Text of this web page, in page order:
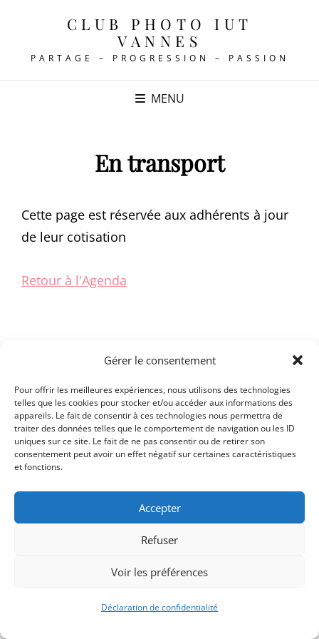
Gérer le consentement
Pour offrir les meilleures expériences, nous utilisons des technologies
telles que les cookies pour stocker et/ou accéder aux informations des
appareils. Le fait de consentir à ces technologies nous permettra de
traiter des données telles que le comportement de navigation ou les ID
uniques sur ce site. Le fait de ne pas consentir ou de retirer son
consentement peut avoir un effet négatif sur certaines caractéristiques
et fonctions.
Accepter
Refuser
Voir les préférences
Déclaration de confidentialité
CLUB PHOTO IUT
VANNES
PARTAGE – PROGRESSION – PASSION
MENU
En transport
Cette page est réservée aux adhérents à jour
de leur cotisation
Retour à l'Agenda
Signify-Child ByClub Photo IUT Vannes @2025